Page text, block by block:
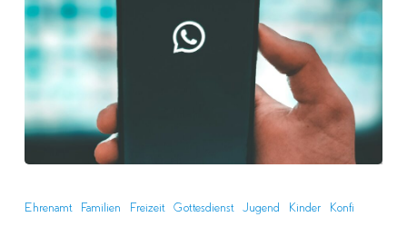
Ehrenamt Familien Freizeit Gottesdienst Jugend Kinder Konfi